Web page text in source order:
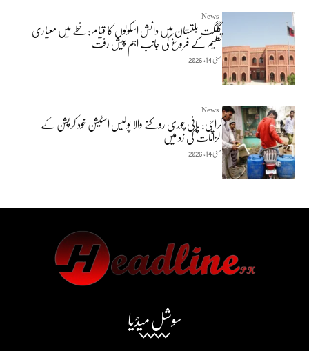
News
گلگت بلتستان میں دانش اسکولوں کا قیام: خطے میں معیاری
تعلیم کے فروغ کی جانب اہم پیش رفت
مئی 14, 2026
News
کراچی: پانی چوری روکنے والا پولیس اسٹیشن خود کرپشن کے
الزامات کی زد میں
مئی 14, 2026
سوشل میڈیا